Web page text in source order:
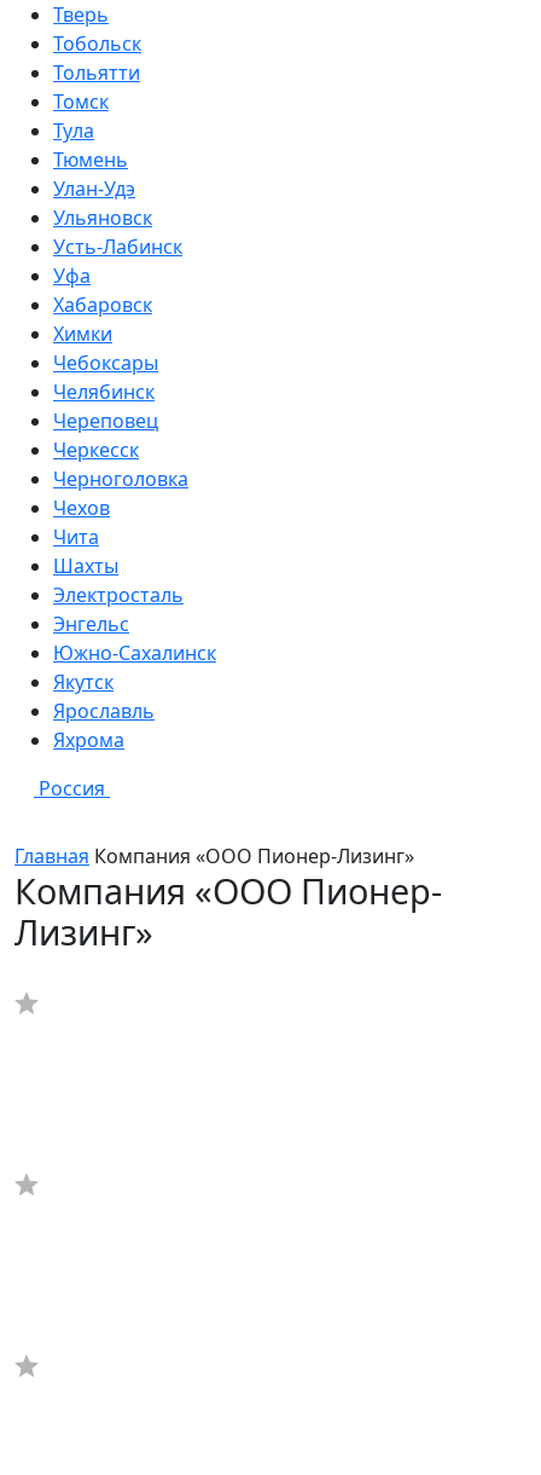
Тверь
Тобольск
Тольятти
Томск
Тула
Тюмень
Улан-Удэ
Ульяновск
Усть-Лабинск
Уфа
Хабаровск
Химки
Чебоксары
Челябинск
Череповец
Черкесск
Черноголовка
Чехов
Чита
Шахты
Электросталь
Энгельс
Южно-Сахалинск
Якутск
Ярославль
Яхрома
Россия
Главная Компания «ООО Пионер-Лизинг»
Компания «ООО Пионер-
Лизинг»